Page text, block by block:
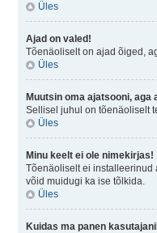
Üles
Ajad on valed!
Tõenäoliselt on ajad õiged,
Üles
Muutsin oma ajatsooni, aga
Sellisel juhul on tõenäoliselt
Üles
Minu keelt ei ole nimekirjas!
Tõenäoliselt ei installeerinud
võid muidugi ka ise tõlkida.
Üles
Kuidas ma panen